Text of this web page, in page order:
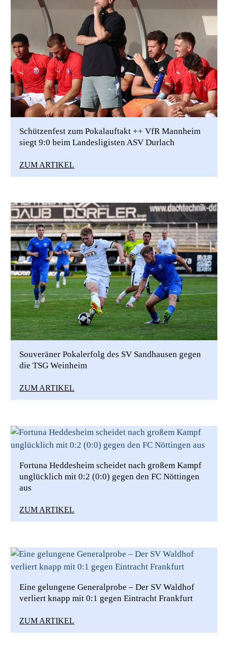
Schützenfest zum Pokalauftakt ++ VfR Mannheim
siegt 9:0 beim Landesligisten ASV Durlach
ZUM ARTIKEL
Souveräner Pokalerfolg des SV Sandhausen gegen
die TSG Weinheim
ZUM ARTIKEL
Fortuna Heddesheim scheidet nach großem Kampf
unglücklich mit 0:2 (0:0) gegen den FC Nöttingen
aus
ZUM ARTIKEL
Eine gelungene Generalprobe – Der SV Waldhof
verliert knapp mit 0:1 gegen Eintracht Frankfurt
ZUM ARTIKEL